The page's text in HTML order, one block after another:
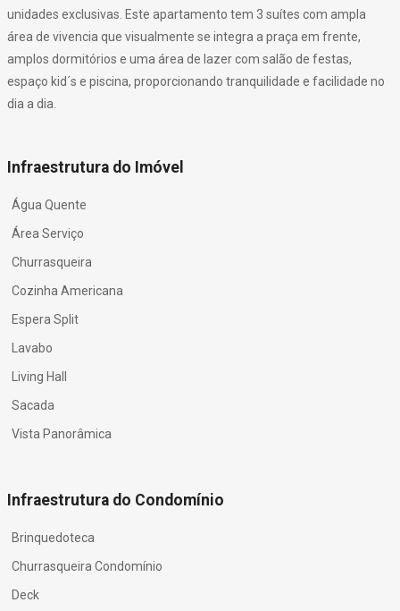
unidades exclusivas. Este apartamento tem 3 suítes com ampla
área de vivencia que visualmente se integra a praça em frente,
amplos dormitórios e uma área de lazer com salão de festas,
espaço kid´s e piscina, proporcionando tranquilidade e facilidade no
dia a dia.
Infraestrutura do Imóvel
Água Quente
Área Serviço
Churrasqueira
Cozinha Americana
Espera Split
Lavabo
Living Hall
Sacada
Vista Panorâmica
Infraestrutura do Condomínio
Brinquedoteca
Churrasqueira Condomínio
Deck